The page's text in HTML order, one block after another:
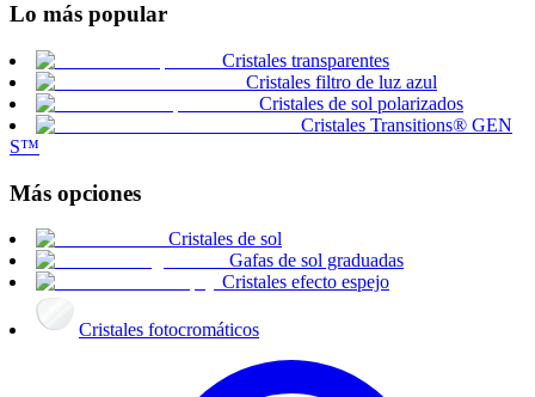
Lo más popular
Cristales transparentes
Cristales filtro de luz azul
Cristales de sol polarizados
Cristales Transitions® GEN
S™
Más opciones
Cristales de sol
Gafas de sol graduadas
Cristales efecto espejo
Cristales fotocromáticos